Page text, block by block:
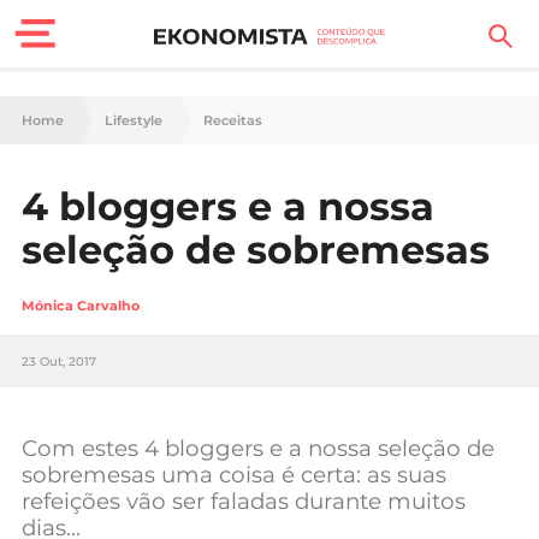
Finanças Pessoais
Carreira
Casa
Tecnologia
Negócios
Home Lifestyle Receitas
4 bloggers e a nossa
seleção de sobremesas
Mónica Carvalho
23 Out, 2017
Com estes 4 bloggers e a nossa seleção de
sobremesas uma coisa é certa: as suas
refeições vão ser faladas durante muitos
dias…